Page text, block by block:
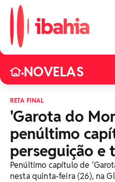
•NOVELAS
RETA FINAL
'Garota do
penúltimo
perseguição e
Penúltimo capítulo de
nesta quinta-feira (26), na